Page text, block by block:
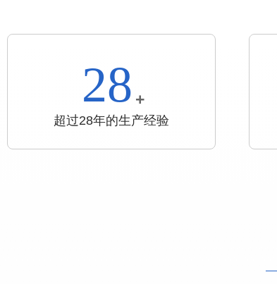
28 +
超过28年的生产经验